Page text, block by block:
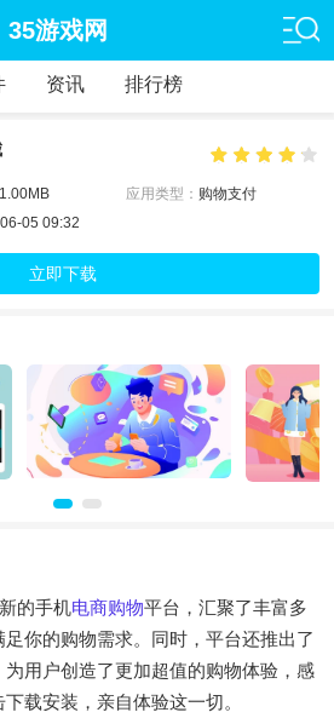
35游戏网
资讯 排行榜
应用类型： 购物支付
05 09:32
立即下载
的手机电商购物平台，汇聚了丰富多
你的购物需求。同时，平台还推出了
用户创造了更加超值的购物体验，感
载安装，亲自体验这一切。